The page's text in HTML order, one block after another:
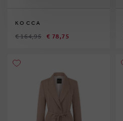
KOCCA
€ 164,95 € 78,75